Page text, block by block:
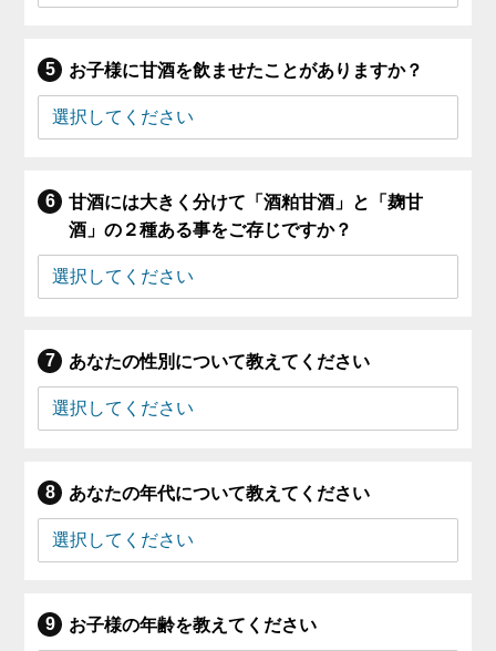
お子様に甘酒を飲ませたことがありますか？
甘酒には大きく分けて「酒粕甘酒」と「麹甘
酒」の２種ある事をご存じですか？
あなたの性別について教えてください
あなたの年代について教えてください
お子様の年齢を教えてください